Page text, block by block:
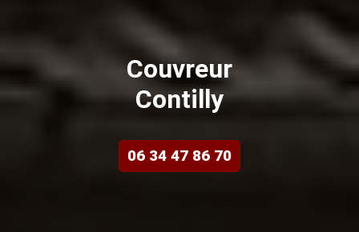
Couvreur
Contilly
06 34 47 86 70